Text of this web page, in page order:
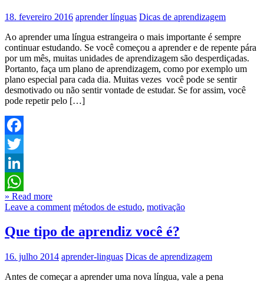
18. fevereiro 2016 aprender línguas Dicas de aprendizagem
Ao aprender uma língua estrangeira o mais importante é sempre
continuar estudando. Se você começou a aprender e de repente pára
por um mês, muitas unidades de aprendizagem são desperdiçadas.
Portanto, faça um plano de aprendizagem, como por exemplo um
plano especial para cada dia. Muitas vezes você pode se sentir
desmotivado ou não sentir vontade de estudar. Se for assim, você
pode repetir pelo […]
Facebook
Twitter
LinkedIn
WhatsApp
» Read more
Leave a comment métodos de estudo, motivação
Que tipo de aprendiz você é?
16. julho 2014 aprender-linguas Dicas de aprendizagem
Antes de começar a aprender uma nova língua, vale a pena